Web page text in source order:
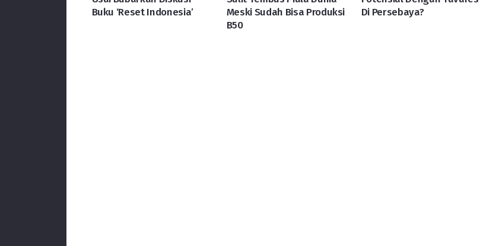
Buku ‘Reset Indonesia’
Meski Sudah Bisa Produksi
B50
Di Persebaya?